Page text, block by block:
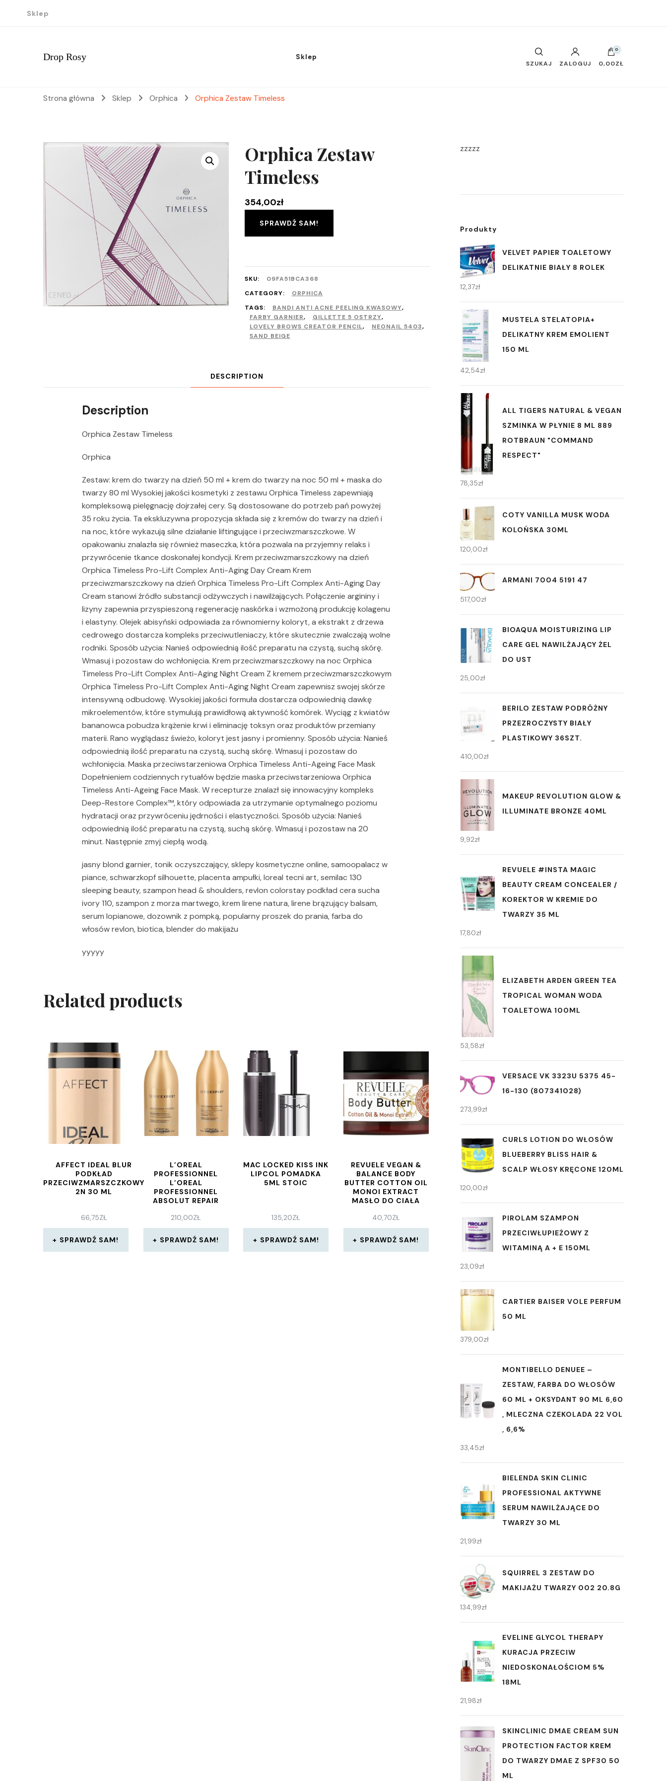
Sklep
Drop Rosy Sklep
SZUKAJ ZALOGUJ
0
0,00ZŁ
Strona główna Sklep Orphica Orphica Zestaw Timeless
Orphica Zestaw
Timeless
354,00zł
SPRAWDŹ SAM!
SKU:
09FA51BCA368
CATEGORY:
ORPHICA
TAGS:
BANDI ANTI ACNE PEELING KWASOWY,
FARBY GARNIER, GILLETTE 5 OSTRZY,
LOVELY BROWS CREATOR PENCIL, NEONAIL 5403,
SAND BEIGE
DESCRIPTION
Description
Orphica Zestaw Timeless
Orphica
Zestaw: krem do twarzy na dzień 50 ml + krem do twarzy na noc 50 ml + maska do
twarzy 80 ml Wysokiej jakości kosmetyki z zestawu Orphica Timeless zapewniają
kompleksową pielęgnację dojrzałej cery. Są dostosowane do potrzeb pań powyżej
35 roku życia. Ta ekskluzywna propozycja składa się z kremów do twarzy na dzień i
na noc, które wykazują silne działanie liftingujące i przeciwzmarszczkowe. W
opakowaniu znalazła się również maseczka, która pozwala na przyjemny relaks i
przywrócenie tkance doskonałej kondycji. Krem przeciwzmarszczkowy na dzień
Orphica Timeless Pro-Lift Complex Anti-Aging Day Cream Krem
przeciwzmarszczkowy na dzień Orphica Timeless Pro-Lift Complex Anti-Aging Day
Cream stanowi źródło substancji odżywczych i nawilżających. Połączenie argininy i
lizyny zapewnia przyspieszoną regenerację naskórka i wzmożoną produkcję kolagenu
i elastyny. Olejek abisyński odpowiada za równomierny koloryt, a ekstrakt z drzewa
cedrowego dostarcza kompleks przeciwutleniaczy, które skutecznie zwalczają wolne
rodniki. Sposób użycia: Nanieś odpowiednią ilość preparatu na czystą, suchą skórę.
Wmasuj i pozostaw do wchłonięcia. Krem przeciwzmarszczkowy na noc Orphica
Timeless Pro-Lift Complex Anti-Aging Night Cream Z kremem przeciwzmarszczkowym
Orphica Timeless Pro-Lift Complex Anti-Aging Night Cream zapewnisz swojej skórze
intensywną odbudowę. Wysokiej jakości formuła dostarcza odpowiednią dawkę
mikroelementów, które stymulują prawidłową aktywność komórek. Wyciąg z kwiatów
bananowca pobudza krążenie krwi i eliminację toksyn oraz produktów przemiany
materii. Rano wyglądasz świeżo, koloryt jest jasny i promienny. Sposób użycia: Nanieś
odpowiednią ilość preparatu na czystą, suchą skórę. Wmasuj i pozostaw do
wchłonięcia. Maska przeciwstarzeniowa Orphica Timeless Anti-Ageing Face Mask
Dopełnieniem codziennych rytuałów będzie maska przeciwstarzeniowa Orphica
Timeless Anti-Ageing Face Mask. W recepturze znalazł się innowacyjny kompleks
Deep-Restore Complex™, który odpowiada za utrzymanie optymalnego poziomu
hydratacji oraz przywróceniu jędrności i elastyczności. Sposób użycia: Nanieś
odpowiednią ilość preparatu na czystą, suchą skórę. Wmasuj i pozostaw na 20
minut. Następnie zmyj ciepłą wodą.
jasny blond garnier, tonik oczyszczający, sklepy kosmetyczne online, samoopalacz w
piance, schwarzkopf silhouette, placenta ampułki, loreal tecni art, semilac 130
sleeping beauty, szampon head & shoulders, revlon colorstay podkład cera sucha
ivory 110, szampon z morza martwego, krem lirene natura, lirene brązujący balsam,
serum lopianowe, dozownik z pompką, popularny proszek do prania, farba do
włosów revlon, biotica, blender do makijażu
yyyyy
Related products
AFFECT IDEAL BLUR
PODKŁAD
PRZECIWZMARSZCZKOWY
2N 30 ML
66,75ZŁ
SPRAWDŹ SAM!
L’OREAL
PROFESSIONNEL
L’OREAL
PROFESSIONNEL
ABSOLUT REPAIR
QUINOA+PROTEIN
ZESTAW SZAMPON
1500ML+ODŻYWKA
1000ML
210,00ZŁ
SPRAWDŹ SAM!
MAC LOCKED KISS INK
LIPCOL POMADKA
5ML STOIC
135,20ZŁ
SPRAWDŹ SAM!
REVUELE VEGAN &
BALANCE BODY
BUTTER COTTON OIL
MONOI EXTRACT
MASŁO DO CIAŁA
EKSTRAKT Z 360 ML
40,70ZŁ
SPRAWDŹ SAM!
zzzzz
Produkty
VELVET PAPIER TOALETOWY
DELIKATNIE BIAŁY 8 ROLEK
12,37zł
MUSTELA STELATOPIA+
DELIKATNY KREM EMOLIENT
150 ML
42,54zł
ALL TIGERS NATURAL & VEGAN
SZMINKA W PŁYNIE 8 ML 889
ROTBRAUN "COMMAND
RESPECT"
78,35zł
COTY VANILLA MUSK WODA
KOLOŃSKA 30ML
120,00zł
ARMANI 7004 5191 47
517,00zł
BIOAQUA MOISTURIZING LIP
CARE GEL NAWILŻAJĄCY ŻEL
DO UST
25,00zł
BERILO ZESTAW PODRÓŻNY
PRZEZROCZYSTY BIAŁY
PLASTIKOWY 36SZT.
410,00zł
MAKEUP REVOLUTION GLOW &
ILLUMINATE BRONZE 40ML
9,92zł
REVUELE #INSTA MAGIC
BEAUTY CREAM CONCEALER /
KOREKTOR W KREMIE DO
TWARZY 35 ML
17,80zł
ELIZABETH ARDEN GREEN TEA
TROPICAL WOMAN WODA
TOALETOWA 100ML
53,58zł
VERSACE VK 3323U 5375 45-
16-130 (807341028)
273,99zł
CURLS LOTION DO WŁOSÓW
BLUEBERRY BLISS HAIR &
SCALP WŁOSY KRĘCONE 120ML
120,00zł
PIROLAM SZAMPON
PRZECIWŁUPIEŻOWY Z
WITAMINĄ A + E 150ML
23,09zł
CARTIER BAISER VOLE PERFUM
50 ML
379,00zł
MONTIBELLO DENUEE –
ZESTAW, FARBA DO WŁOSÓW
60 ML + OKSYDANT 90 ML 6,60
, MLECZNA CZEKOLADA 22 VOL
, 6,6%
33,45zł
BIELENDA SKIN CLINIC
PROFESSIONAL AKTYWNE
SERUM NAWILŻAJĄCE DO
TWARZY 30 ML
21,99zł
SQUIRREL 3 ZESTAW DO
MAKIJAŻU TWARZY 002 20.8G
134,99zł
EVELINE GLYCOL THERAPY
KURACJA PRZECIW
NIEDOSKONAŁOŚCIOM 5%
18ML
21,98zł
SKINCLINIC DMAE CREAM SUN
PROTECTION FACTOR KREM
DO TWARZY DMAE Z SPF30 50
ML